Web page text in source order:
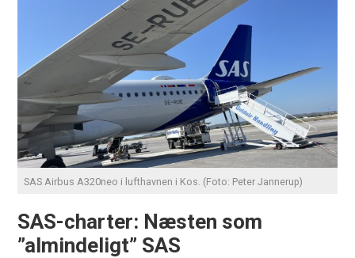
SAS Airbus A320neo i lufthavnen i Kos. (Foto: Peter Jannerup)
SAS-charter: Næsten som
”almindeligt” SAS